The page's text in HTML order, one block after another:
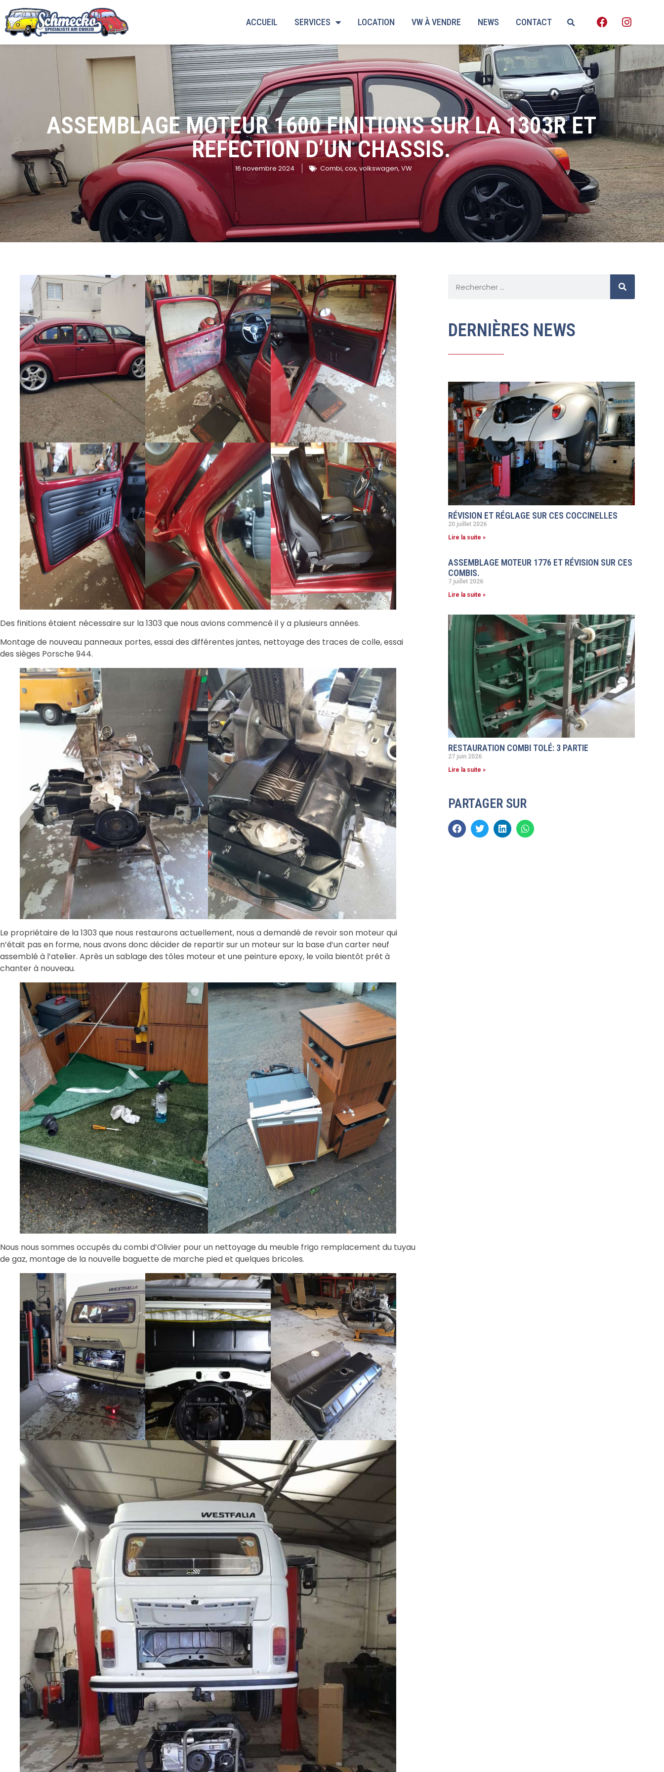
ACCUEIL SERVICES LOCATION VW À VENDRE NEWS CONTACT
ASSEMBLAGE MOTEUR 1600 FINITIONS SUR LA 1303R ET
REFECTION D’UN CHASSIS.
16 novembre 2024 Combi, cox, volkswagen, VW
Des finitions étaient nécessaire sur la 1303 que nous avions commencé il y a plusieurs années.
Montage de nouveau panneaux portes, essai des différentes jantes, nettoyage des traces de colle, essai
des sièges Porsche 944.
Le propriétaire de la 1303 que nous restaurons actuellement, nous a demandé de revoir son moteur qui
n’était pas en forme, nous avons donc décider de repartir sur un moteur sur la base d’un carter neuf
assemblé à l’atelier. Après un sablage des tôles moteur et une peinture epoxy, le voila bientôt prêt à
chanter à nouveau.
Nous nous sommes occupés du combi d’Olivier pour un nettoyage du meuble frigo remplacement du tuyau
de gaz, montage de la nouvelle baguette de marche pied et quelques bricoles.
DERNIÈRES NEWS
RÉVISION ET RÉGLAGE SUR CES COCCINELLES
20 juillet 2026
Lire la suite »
ASSEMBLAGE MOTEUR 1776 ET RÉVISION SUR CES
COMBIS.
7 juillet 2026
Lire la suite »
RESTAURATION COMBI TOLÉ: 3 PARTIE
27 juin 2026
Lire la suite »
PARTAGER SUR